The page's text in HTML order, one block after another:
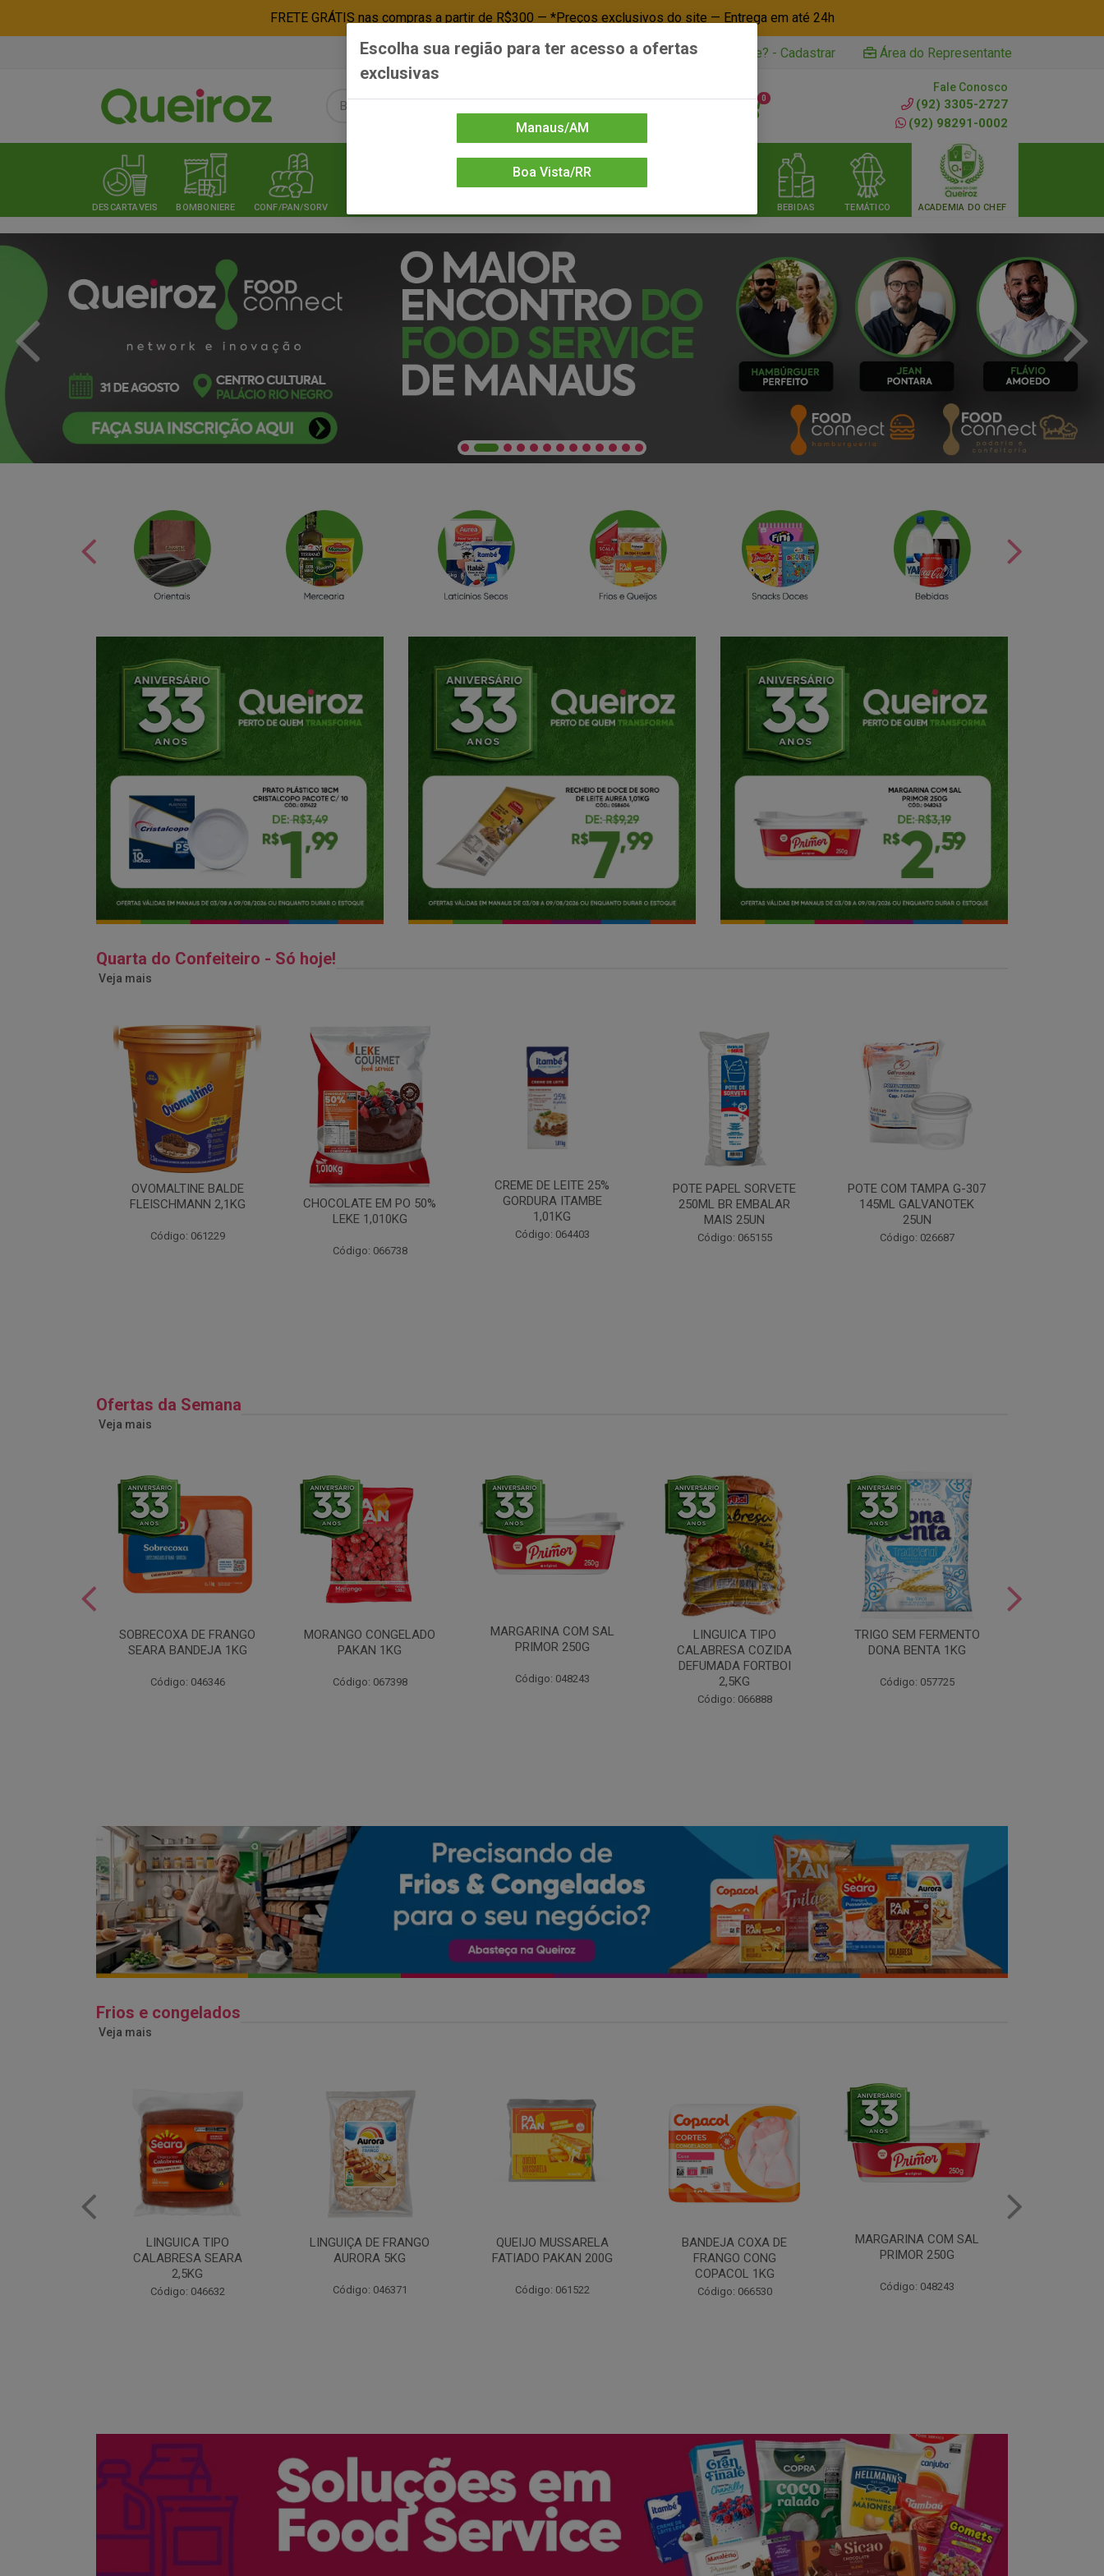
FRETE GRÁTIS nas compras a partir de R$300 — *Preços exclusivos do site — Entrega em até 24h
Já é cliente? - Entrar Não é cliente? - Cadastrar Área do Representante
0
Fale Conosco
(92) 3305-2727
(92) 98291-0002
DESCARTAVEIS BOMBONIERE CONF/PAN/SORV BEBIDAS TEMÁTICO ACADEMIA DO CHEF
Quarta do Confeiteiro - Só hoje!
Veja mais
OVOMALTINE BALDE
FLEISCHMANN 2,1KG
Código: 061229
CHOCOLATE EM PO 50%
LEKE 1,010KG
Código: 066738
CREME DE LEITE 25%
GORDURA ITAMBE
1,01KG
Código: 064403
POTE PAPEL SORVETE
250ML BR EMBALAR
MAIS 25UN
Código: 065155
POTE COM TAMPA G-307
145ML GALVANOTEK
25UN
Código: 026687
Ofertas da Semana
Veja mais
SOBRECOXA DE FRANGO
SEARA BANDEJA 1KG
Código: 046346
MORANGO CONGELADO
PAKAN 1KG
Código: 067398
MARGARINA COM SAL
PRIMOR 250G
Código: 048243
LINGUICA TIPO
CALABRESA COZIDA
DEFUMADA FORTBOI
2,5KG
Código: 066888
TRIGO SEM FERMENTO
DONA BENTA 1KG
Código: 057725
Frios e congelados
Veja mais
LINGUIÇA DE FRANGO
AURORA 5KG
Código: 046371
QUEIJO MUSSARELA
FATIADO PAKAN 200G
Código: 061522
BANDEJA COXA DE
FRANGO CONG
Código: 066530
MARGARINA COM SAL
PRIMOR 250G
Código: 048243
FILE DE PEITO DE
FRANGO COPACOL
Código: 060275
Escolha sua região para ter acesso a ofertas
exclusivas
Manaus/AM
Boa Vista/RR